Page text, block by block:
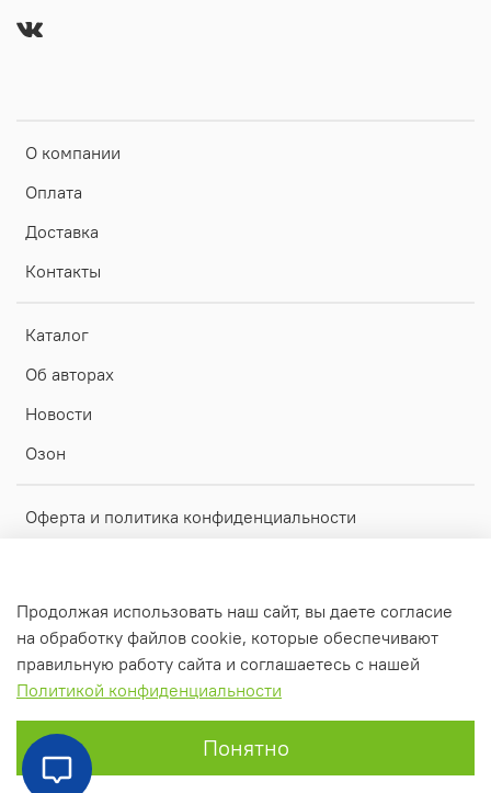
О компании
Оплата
Доставка
Контакты
Каталог
Об авторах
Новости
Озон
Оферта и политика конфиденциальности
Рекламный проспект для скачивания
Продолжая использовать наш сайт, вы даете согласие
на обработку файлов cookie, которые обеспечивают
правильную работу сайта и соглашаетесь с нашей
Политикой конфиденциальности
Понятно